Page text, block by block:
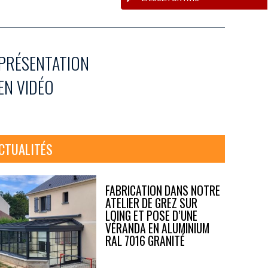
VIDÉO
FABRICATION DANS NOTRE
ATELIER DE GREZ SUR
LOING ET POSE D’UNE
VÉRANDA EN ALUMINIUM
RAL 7016 GRANITÉ